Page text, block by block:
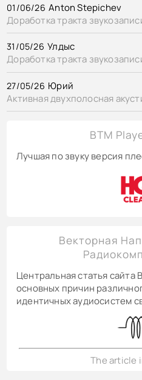
01/06/26 Anton Stepichev
Доработка тракта
31/05/26 Улдыс
Доработка тракта
27/05/26 Юрий
Активная двухполосная
BTM
Лучшая по звуку версия
Векторная
Центральная статья сайта
основных причин
идентичных аудиосистем
The article